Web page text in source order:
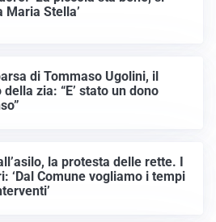
Maria Stella’
di Tommaso Ugolini, il
zia: “E’ stato un dono
la protesta delle rette. I
‘Dal Comune vogliamo i tempi